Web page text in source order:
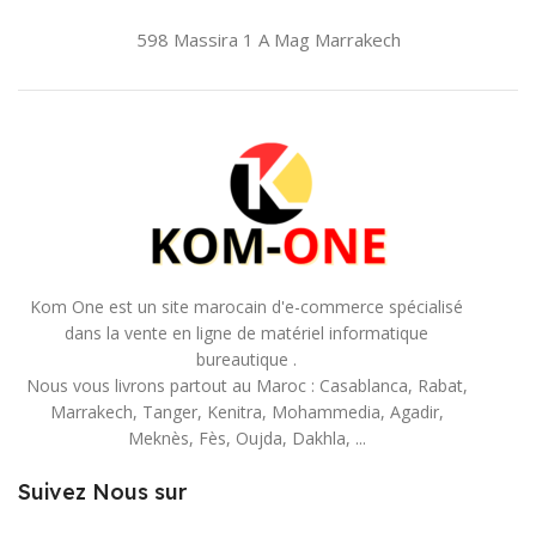
598 Massira 1 A Mag Marrakech
Kom One est un site marocain d'e-commerce spécialisé
dans la vente en ligne de matériel informatique
bureautique .
Nous vous livrons partout au Maroc : Casablanca, Rabat,
Marrakech, Tanger, Kenitra, Mohammedia, Agadir,
Meknès, Fès, Oujda, Dakhla, ...
Suivez Nous sur